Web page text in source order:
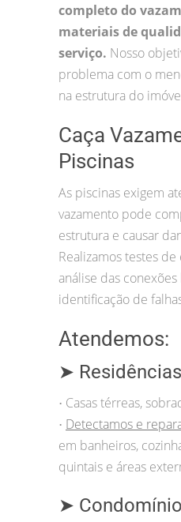
completo do
materiais de
serviço. Nosso
problema com o
na estrutura do
Caça
Piscinas
As piscinas exigem
vazamento pode
estrutura e causar
Realizamos testes
análise das
identificação de
Atendemos:
➤ Residências
• Casas térreas,
• Detectamos e
em banheiros,
quintais e áreas
➤